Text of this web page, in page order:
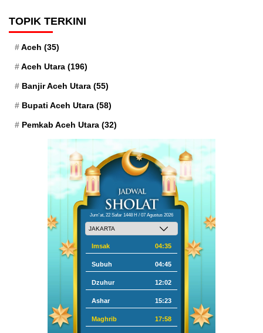
TOPIK TERKINI
Aceh (35)
Aceh Utara (196)
Banjir Aceh Utara (55)
Bupati Aceh Utara (58)
Pemkab Aceh Utara (32)
Jum'at, 22 Safar 1448 H / 07 Agustus 2026
Imsak 04:35
Subuh 04:45
Dzuhur 12:02
Ashar 15:23
Maghrib 17:58